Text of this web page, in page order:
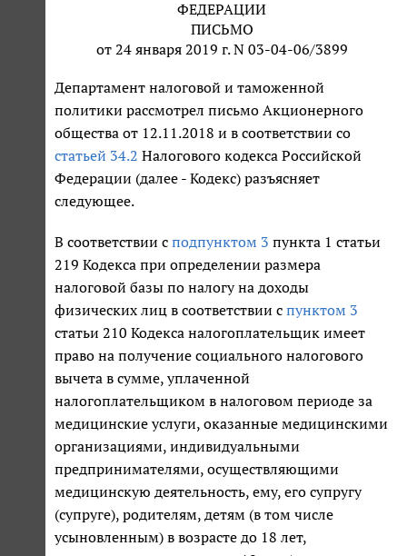
ФЕДЕРАЦИИ
ПИСЬМО
от 24 января 2019 г. N 03-04-06/3899
Департамент налоговой и таможенной
политики рассмотрел письмо Акционерного
общества от 12.11.2018 и в соответствии со
статьей 34.2 Налогового кодекса Российской
Федерации (далее - Кодекс) разъясняет
следующее.
В соответствии с подпунктом 3 пункта 1 статьи
219 Кодекса при определении размера
налоговой базы по налогу на доходы
физических лиц в соответствии с пунктом 3
статьи 210 Кодекса налогоплательщик имеет
право на получение социального налогового
вычета в сумме, уплаченной
налогоплательщиком в налоговом периоде за
медицинские услуги, оказанные медицинскими
организациями, индивидуальными
предпринимателями, осуществляющими
медицинскую деятельность, ему, его супругу
(супруге), родителям, детям (в том числе
усыновленным) в возрасте до 18 лет,